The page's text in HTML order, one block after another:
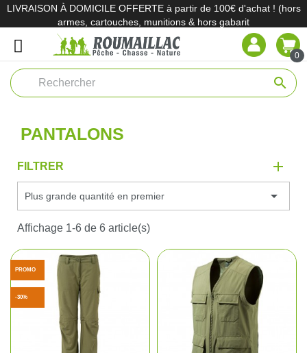
LIVRAISON À DOMICILE OFFERTE à partir de 100€ d'achat ! (hors
armes, cartouches, munitions & hors gabarit
0
search
PANTALONS
FILTRER
Plus grande quantité en premier 
Affichage 1-6 de 6 article(s)
PROMO
-30%